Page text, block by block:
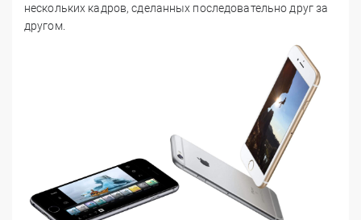
нескольких кадров, сделанных последовательно друг за
другом.